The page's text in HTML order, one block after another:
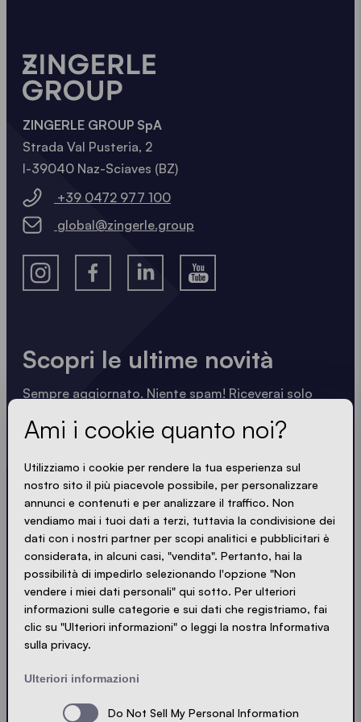
Scopri le ultime novità
Sempre aggiornato. Niente spam! Riceverai solo
compatto. Proprio come i nostri gazebo.
SONO D'ACCORDO CON LA PRIVACY POLICY
LOADING - LOADING - LOADING - LOADING -
Contatto
Sitemap
ZINGERLE GROUP SpA
Strada Val Pusteria, 2
I-39040 Naz-Sciaves (BZ)
+39 0472 977 100
global@zingerle.group
Ami i cookie quanto noi?
Utilizziamo i cookie per rendere la tua esperienza sul
nostro sito il più piacevole possibile, per personalizzare
annunci e contenuti e per analizzare il traffico. Non
vendiamo mai i tuoi dati a terzi, tuttavia la condivisione dei
dati con i nostri partner per scopi analitici e pubblicitari è
considerata, in alcuni casi, "vendita". Pertanto, hai la
possibilità di impedirlo selezionando l'opzione "Non
vendere i miei dati personali" qui sotto. Per ulteriori
informazioni sulle categorie e sui dati che registriamo, fai
clic su "Ulteriori informazioni" o leggi la nostra Informativa
sulla privacy.
Ulteriori informazioni
Do Not Sell My Personal Information